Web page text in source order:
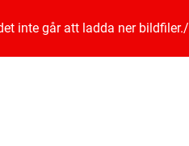
inte går att ladda ner bildfiler./